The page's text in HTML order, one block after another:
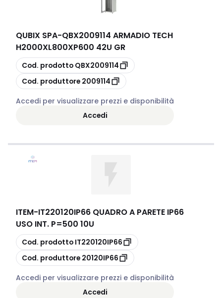
QUBIX SPA-QBX2009114 ARMADIO TECH
H2000XL800XP600 42U GR
copia
Cod. prodotto QBX2009114
copia
Cod. produttore 2009114
Accedi per visualizzare prezzi e disponibilità
Accedi
ITEM-IT220120IP66 QUADRO A PARETE IP66
USO INT. P=500 10U
copia
Cod. prodotto IT220120IP66
copia
Cod. produttore 20120IP66
Accedi per visualizzare prezzi e disponibilità
Accedi